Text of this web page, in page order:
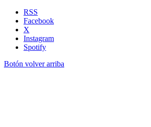
RSS
Facebook
X
Instagram
Spotify
Botón volver arriba